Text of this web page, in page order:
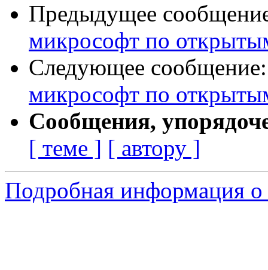
Предыдущее
микрософт по
Следующее
микрософт по
Сообщения,
[ теме ] [ автору ]
Подробная информация о